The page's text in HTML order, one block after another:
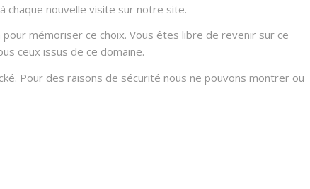
chaque nouvelle visite sur notre site.
mémoriser ce choix. Vous êtes libre de revenir sur ce
ceux issus de ce domaine.
Pour des raisons de sécurité nous ne pouvons montrer ou